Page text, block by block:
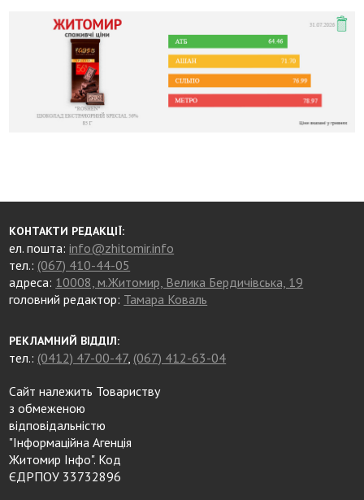
КОНТАКТИ РЕДАКЦІЇ:
ел. пошта:info@zhitomir.info
тел.: (067) 410-44-05
адреса: 10008, м.Житомир, Велика Бердичівська, 19
головний редактор: Тамара Коваль
РЕКЛАМНИЙ ВІДДІЛ:
тел.: (0412) 47-00-47, (067) 412-63-04
Сайт належить Товариству
з обмеженою
відповідальністю
"Інформаційна Агенція
Житомир Інфо". Код
ЄДРПОУ 33732896